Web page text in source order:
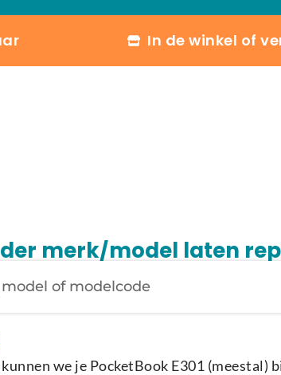
In de winkel of
merk/model laten
we je PocketBook E301